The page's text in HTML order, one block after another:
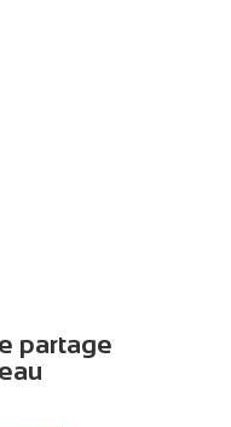
partage